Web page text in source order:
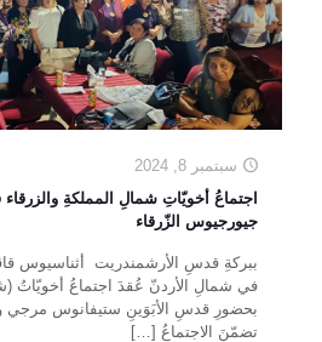
سبتمبر 8, 2024
اجتماعُ أخويّاتِ شمالِ المملكةِ
جيورجيوس الزّرقاء
ببركةِ قدسِ الأرشمندريت أثناسيوس
في شمالِ الأردنّ عُقدَ اجتماعُ أخويّاتُ
بحضورِ قدسِ الأبَوَينِ ستيفانوس مرجي
تضمّنَ الاجتماعُ […]